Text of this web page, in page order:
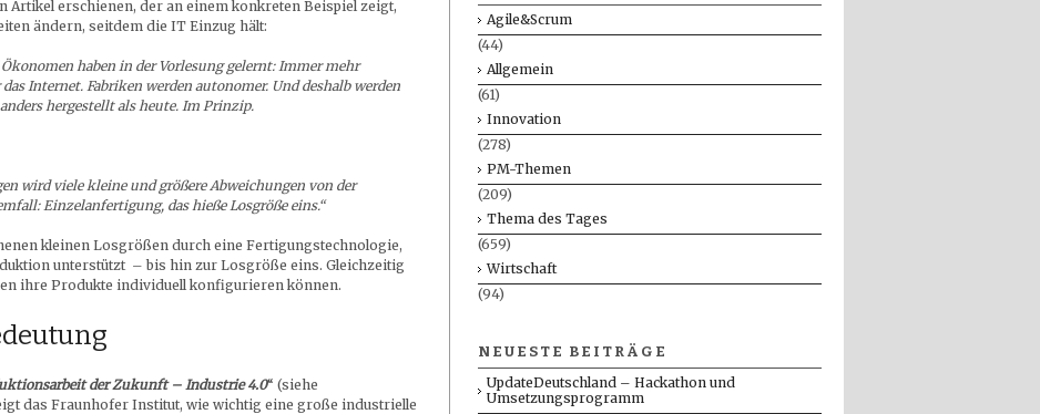
Artikel erschienen, der an einem konkreten Beispiel zeigt,
ändern, seitdem die IT Einzug hält:
haben in der Vorlesung gelernt: Immer mehr
Internet. Fabriken werden autonomer. Und deshalb werden
hergestellt als heute. Im Prinzip.
wird viele kleine und größere Abweichungen von der
Einzelanfertigung, das hieße Losgröße eins.“
kleinen Losgrößen durch eine Fertigungstechnologie,
unterstützt – bis hin zur Losgröße eins. Gleichzeitig
ihre Produkte individuell konfigurieren können.
der Zukunft – Industrie 4.0“ (siehe
das Fraunhofer Institut, wie wichtig eine große industrielle
Agile&Scrum
(44)
Allgemein
(61)
Innovation
(278)
PM-Themen
(209)
Thema des Tages
(659)
Wirtschaft
(94)
NEUESTE BEITRÄGE
UpdateDeutschland – Hackathon und
Umsetzungsprogramm